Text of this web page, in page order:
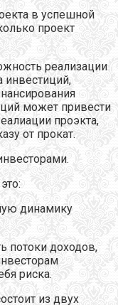
в успешной
проект
реализации
инвестиций,
может привести
проэкта,
от прокат.
динамику
потоки доходов,
риска.
из двух